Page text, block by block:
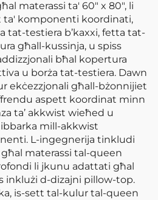
materassi ta' 60" x 80", li
komponenti koordinati,
tat-testiera b’kaxxi, fetta tat-
għall-kussinja, u spiss
bħal kopertura
u borża tat-testiera. Dawn
ekċezzjonali għall-bżonnijiet
aspett koordinat minn
ta’ akkwist wieħed u
mill-akkwist
L-ingegnerija tinkludi
materassi tal-queen
li jkunu adattati għal
inklużi d-dizajni pillow-top.
is-sett tal-kulur tal-queen